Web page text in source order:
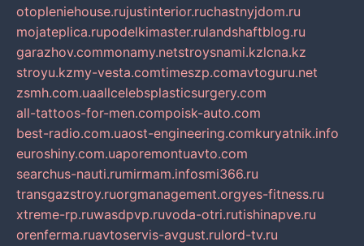
otopleniehouse.rujustinterior.ruchastnyjdom.ru
mojateplica.rupodelkimaster.rulandshaftblog.ru
garazhov.commonamy.netstroysnami.kzlcna.kz
stroyu.kzmy-vesta.comtimeszp.comavtoguru.net
zsmh.com.uaallcelebsplasticsurgery.com
all-tattoos-for-men.compoisk-auto.com
best-radio.com.uaost-engineering.comkuryatnik.info
euroshiny.com.uaporemontuavto.com
searchus-nauti.rumirmam.infosmi366.ru
transgazstroy.ruorgmanagement.orgyes-fitness.ru
xtreme-rp.ruwasdpvp.ruvoda-otri.rutishinapve.ru
orenferma.ruavtoservis-avgust.rulord-tv.ru